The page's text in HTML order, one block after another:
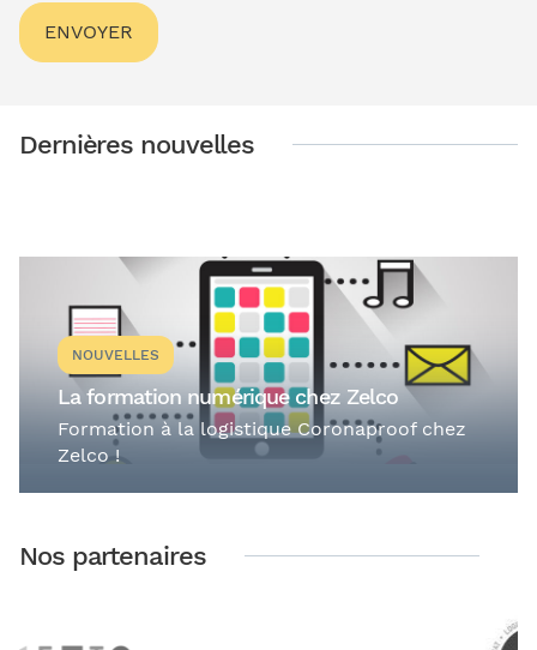
Dernières nouvelles
NOUVELLES
La formation numérique chez Zelco
Formation à la logistique Coronaproof chez
Zelco !
Nos partenaires